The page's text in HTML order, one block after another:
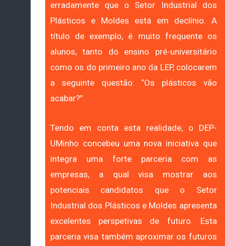
erradamente que o Setor Industrial dos
Plásticos e Moldes está em declínio. A
título de exemplo, é muito frequente os
alunos, tanto do ensino pré-universitário
como os do primeiro ano da LEP, colocarem
a seguinte questão: “Os plásticos vão
acabar?”.
Tendo em conta esta realidade, o DEP-
UMinho concebeu uma nova iniciativa que
integra uma forte parceria com as
empresas, a qual visa mostrar aos
potenciais candidatos que o Setor
Industrial dos Plásticos e Moldes apresenta
excelentes perspetivas de futuro. Esta
parceria visa também aproximar os futuros